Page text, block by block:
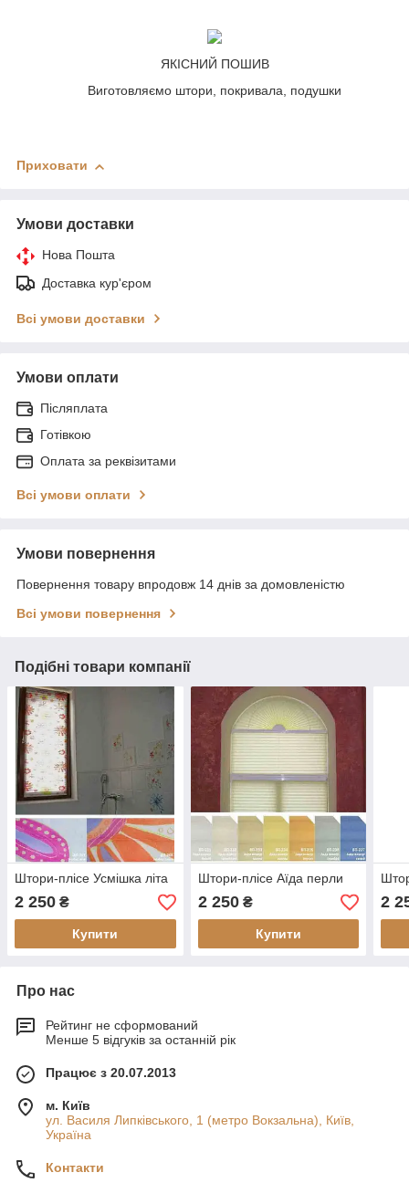
ЯКІСНИЙ ПОШИВ
Виготовляємо штори, покривала, подушки
Приховати
Умови доставки
Нова Пошта
Доставка кур'єром
Всі умови доставки
Умови оплати
Післяплата
Готівкою
Оплата за реквізитами
Всі умови оплати
Умови повернення
Повернення товару впродовж 14 днів за домовленістю
Всі умови повернення
Подібні товари компанії
Штори-плісе Усмішка літа
2 250 ₴
Купити
Штори-плісе Аїда перли
2 250₴
Купити
2
Про нас
Рейтинг не сформований
Менше 5 відгуків за останній рік
Працює з 20.07.2013
м. Київ
ул. Василя Липківського, 1 (метро Вокзальна), Київ,
Україна
Контакти